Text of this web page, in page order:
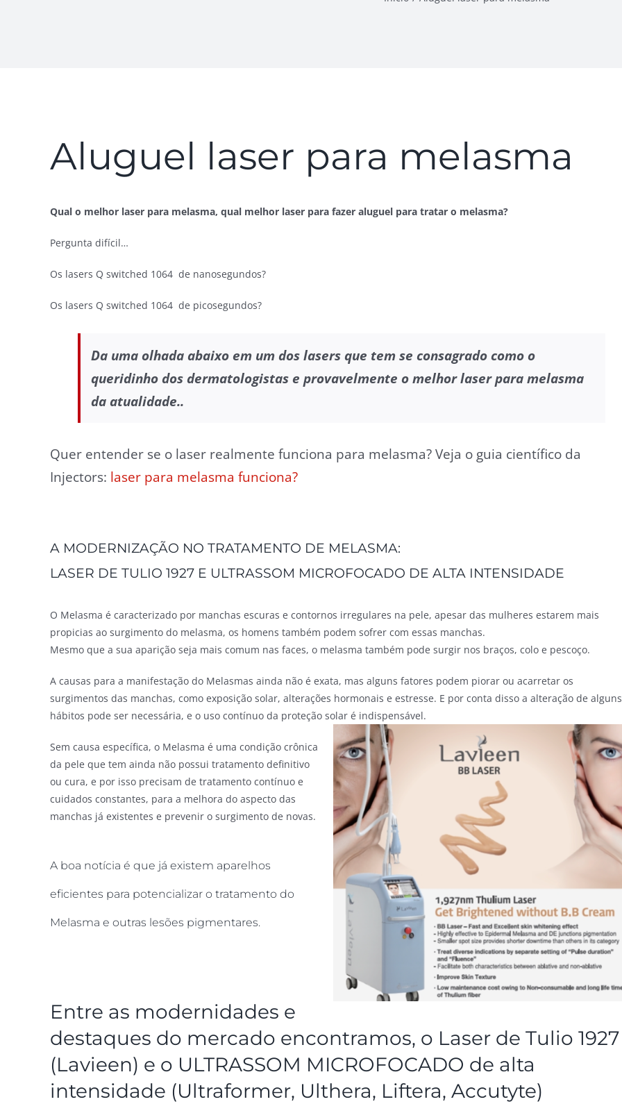
Aluguel laser para melasma
Qual o melhor laser para melasma, qual melhor laser para fazer aluguel para tratar o melasma?
Pergunta difícil…
Os lasers Q switched 1064 de nanosegundos?
Os lasers Q switched 1064 de picosegundos?
Da uma olhada abaixo em um dos lasers que tem se consagrado como o
queridinho dos dermatologistas e provavelmente o melhor laser para melasma
da atualidade..
Quer entender se o laser realmente funciona para melasma? Veja o guia científico da
Injectors: laser para melasma funciona?
A MODERNIZAÇÃO NO TRATAMENTO DE MELASMA:
LASER DE TULIO 1927 E ULTRASSOM MICROFOCADO DE ALTA INTENSIDADE
O Melasma é caracterizado por manchas escuras e contornos irregulares na pele, apesar das mulheres estarem mais
propicias ao surgimento do melasma, os homens também podem sofrer com essas manchas.
Mesmo que a sua aparição seja mais comum nas faces, o melasma também pode surgir nos braços, colo e pescoço.
A causas para a manifestação do Melasmas ainda não é exata, mas alguns fatores podem piorar ou acarretar os
surgimentos das manchas, como exposição solar, alterações hormonais e estresse. E por conta disso a alteração de alguns
hábitos pode ser necessária, e o uso contínuo da proteção solar é indispensável.
Sem causa específica, o Melasma é uma condição crônica
da pele que tem ainda não possui tratamento definitivo
ou cura, e por isso precisam de tratamento contínuo e
cuidados constantes, para a melhora do aspecto das
manchas já existentes e prevenir o surgimento de novas.
A boa notícia é que já existem aparelhos
eficientes para potencializar o tratamento do
Melasma e outras lesões pigmentares.
Entre as modernidades e
destaques do mercado encontramos, o Laser de Tulio 1927
(Lavieen) e o ULTRASSOM MICROFOCADO de alta
intensidade (Ultraformer, Ulthera, Liftera, Accutyte)